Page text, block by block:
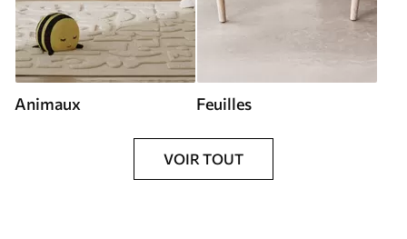
Animaux Feuilles
VOIR TOUT